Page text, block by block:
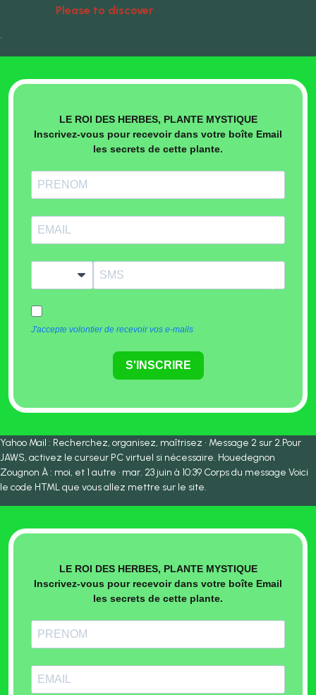
Please to discover
•
LE ROI DES HERBES, PLANTE MYSTIQUE
Inscrivez-vous pour recevoir dans votre boîte Email
les secrets de cette plante.
J'accepte volontier de recevoir vos e-mails
S'INSCRIRE
Yahoo Mail : Recherchez, organisez, maîtrisez • Message 2 sur 2.Pour
JAWS, activez le curseur PC virtuel si nécessaire. Houedegnon
Zougnon À : moi, et 1 autre · mar. 23 juin à 10:39 Corps du message Voici
le code HTML que vous allez mettre sur le site.
LE ROI DES HERBES, PLANTE MYSTIQUE
Inscrivez-vous pour recevoir dans votre boîte Email
les secrets de cette plante.